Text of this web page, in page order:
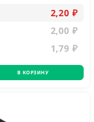
2,20 ₽
2,00 ₽
1,79 ₽
В КОРЗИНУ